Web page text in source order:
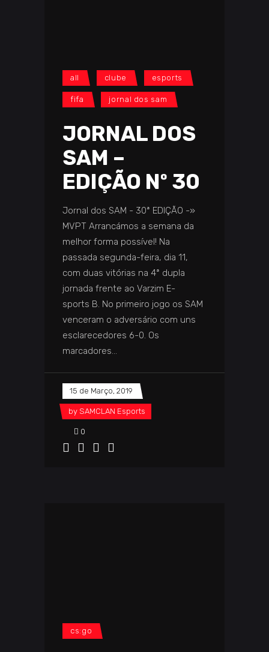
all clube esports
fifa jornal dos sam
JORNAL DOS
SAM –
EDIÇÃO Nº 30
Jornal dos SAM - 30ª EDIÇÃO -»
MVPT Arrancámos a semana da
melhor forma possível! Na
passada segunda-feira, dia 11,
com duas vitórias na 4ª dupla
jornada frente ao Varzim E-
sports B. No primeiro jogo os SAM
venceram o adversário com uns
esclarecedores 6-0. Os
marcadores
15 de Março, 2019
by SAMCLAN Esports
0
cs:go